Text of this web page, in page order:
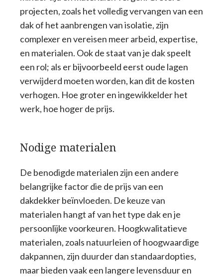
projecten, zoals het volledig vervangen van een
dak of het aanbrengen van isolatie, zijn
complexer en vereisen meer arbeid, expertise,
en materialen. Ook de staat van je dak speelt
een rol; als er bijvoorbeeld eerst oude lagen
verwijderd moeten worden, kan dit de kosten
verhogen. Hoe groter en ingewikkelder het
werk, hoe hoger de prijs.
Nodige materialen
De benodigde materialen zijn een andere
belangrijke factor die de prijs van een
dakdekker beïnvloeden. De keuze van
materialen hangt af van het type dak en je
persoonlijke voorkeuren. Hoogkwalitatieve
materialen, zoals natuurleien of hoogwaardige
dakpannen, zijn duurder dan standaardopties,
maar bieden vaak een langere levensduur en